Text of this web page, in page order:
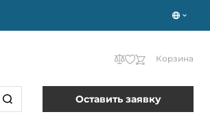
Корзина
Оставить заявку